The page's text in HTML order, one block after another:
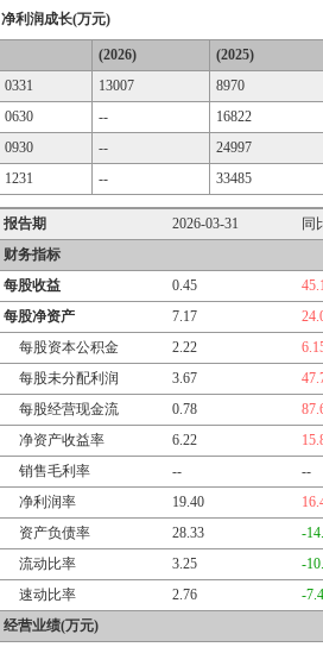
净利润成长(万元)
(2026)
(2025)
0331
13007
8970
0630
--
16822
0930
--
24997
1231
-- 33485
报告期 2026-03-31
同
财务指标
每股收益
0.45
每股净资产
7.17
每股资本公积金
2.22
每股未分配利润
3.67
每股经营现金流
0.78
净资产收益率
6.22
销售毛利率
--
--
净利润率
19.40
资产负债率
28.33
-
流动比率
3.25
-
速动比率
2.76
-
经营业绩(万元)